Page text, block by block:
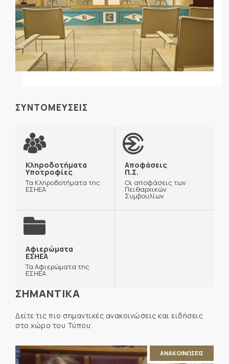
ΣΥΝΤΟΜΕΥΣΕΙΣ
Κληροδοτήματα
Υποτροφίες
Τα Κληροδοτήματα της
ΕΣΗΕΑ
Αποφάσεις
Π.Σ.
Οι αποφάσεις των
Πειθαρχικών
Συμβουλίων
Αφιερώματα
ΕΣΗΕΑ
Τα Αφιερώματα της
ΕΣΗΕΑ
ΣΗΜΑΝΤΙΚΑ
Δείτε τις πιο σημαντικές ανακοινώσεις και ειδήσεις
στο χώρο του Τύπου.
ΑΝΑΚΟΙΝΩΣΕΙΣ